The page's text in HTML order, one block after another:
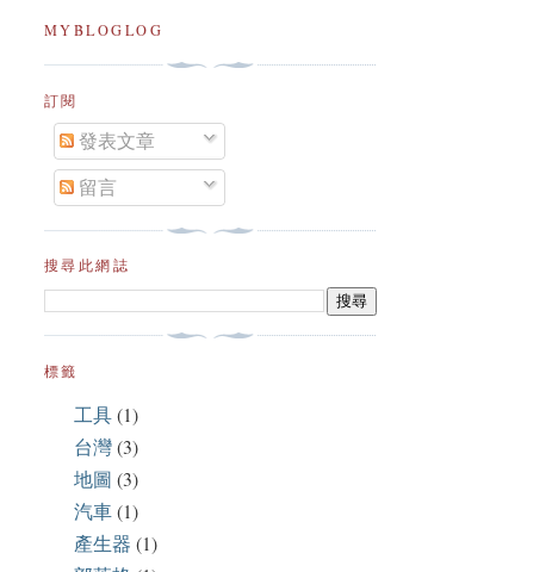
MYBLOGLOG
訂閱
發表文章
留言
搜尋此網誌
標籤
工具(1)
台灣(3)
地圖 (3)
汽車(1)
產生器 (1)